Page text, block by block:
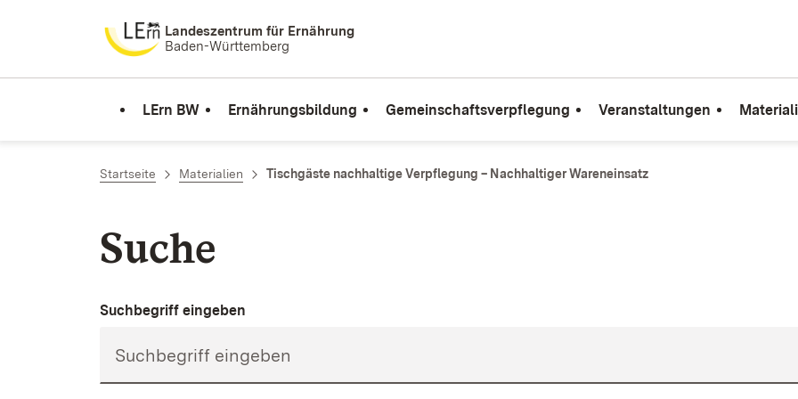
Zum Inhalt springenLandeszentrum für Ernährung
Baden-Württemberg
LErn BW Ernährungsbildung Gemeinschaftsverpflegung Veranstaltungen
Startseite Materialien Tischgäste nachhaltige Verpflegung – Nachhaltiger Wareneinsatz
Suche
Suchbegriff eingeben